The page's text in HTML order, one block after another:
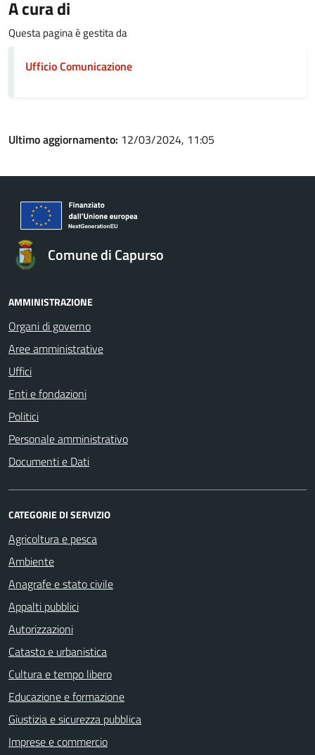
A cura di
Questa pagina è gestita da
Ufficio Comunicazione
Ultimo aggiornamento: 12/03/2024, 11:05
Comune di Capurso
AMMINISTRAZIONE
Organi di governo
Aree amministrative
Uffici
Enti e fondazioni
Politici
Personale amministrativo
Documenti e Dati
CATEGORIE DI SERVIZIO
Agricoltura e pesca
Ambiente
Anagrafe e stato civile
Appalti pubblici
Autorizzazioni
Catasto e urbanistica
Cultura e tempo libero
Educazione e formazione
Giustizia e sicurezza pubblica
Imprese e commercio